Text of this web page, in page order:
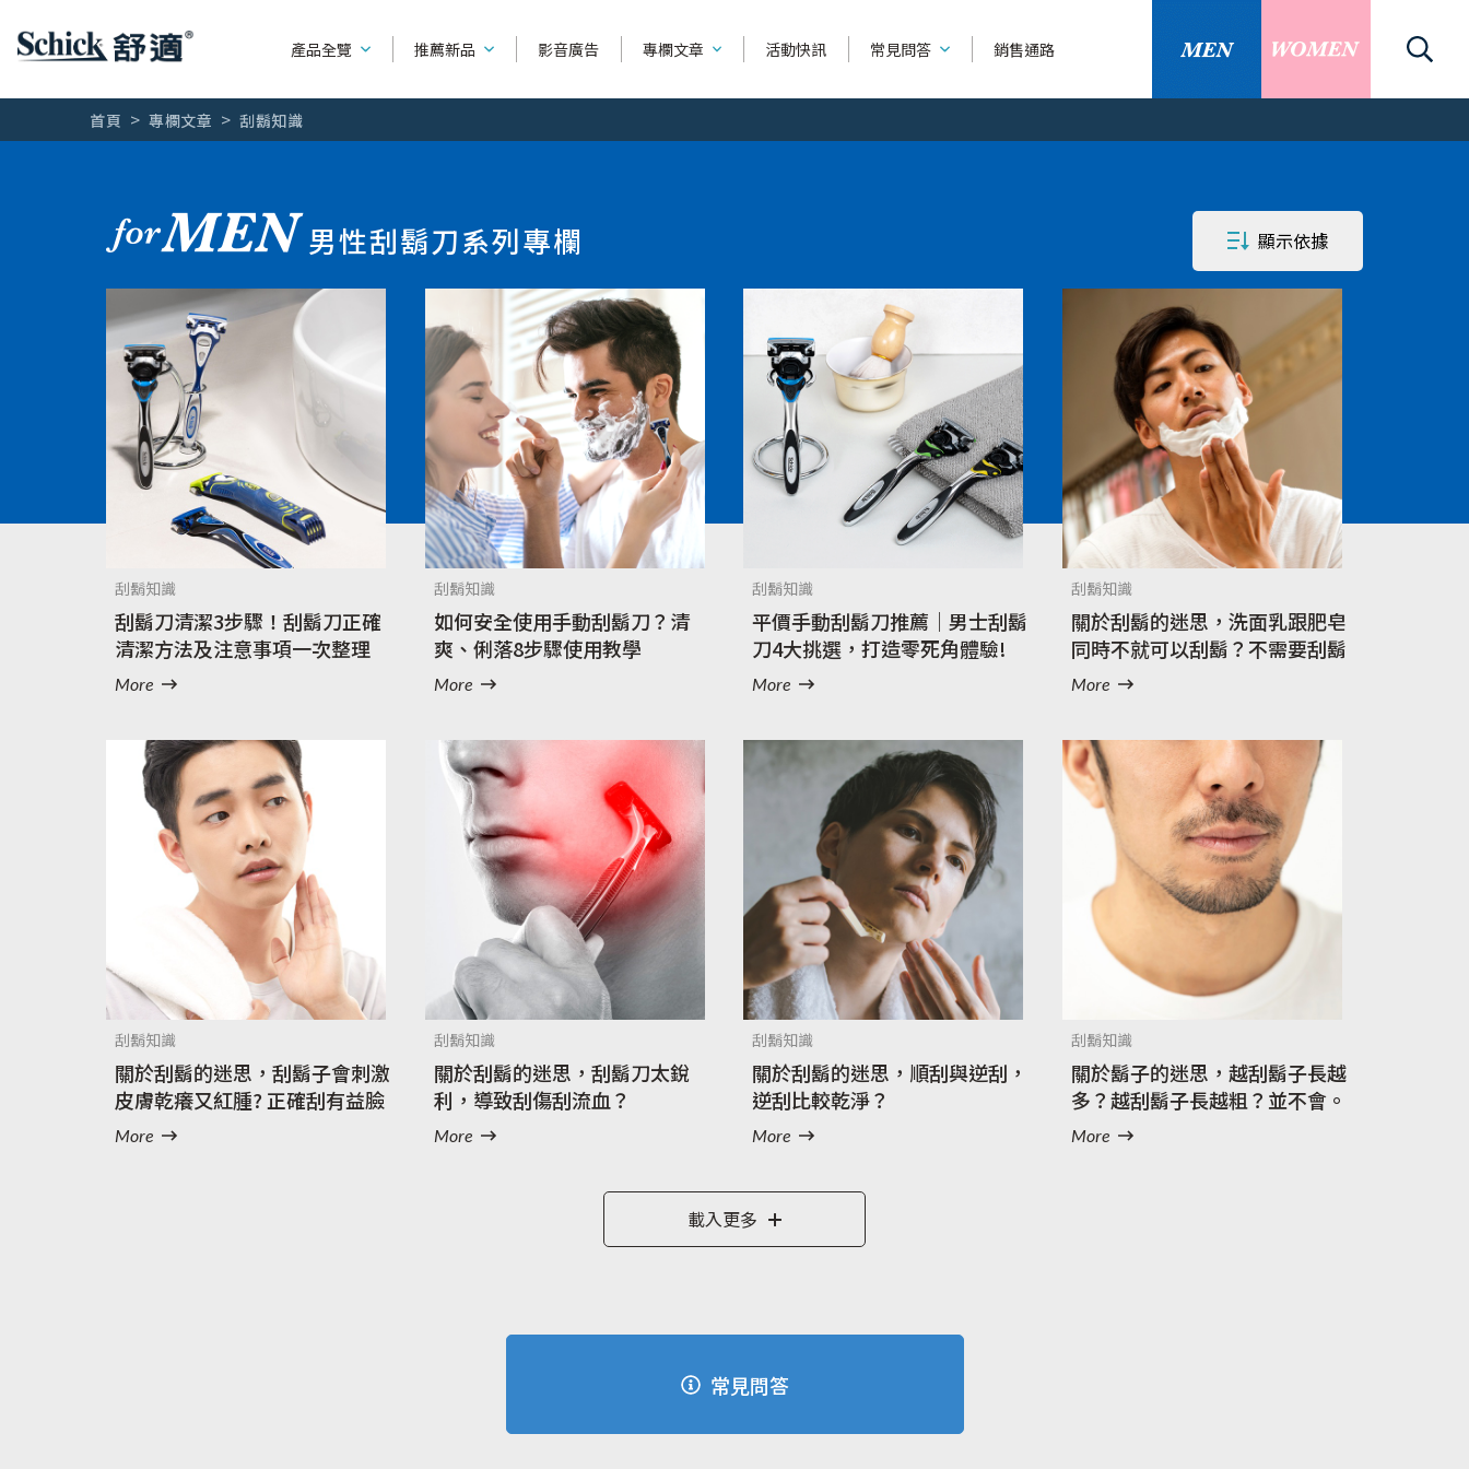
產品全覽 推薦新品 影音廣告 專欄文章 活動快訊 常見問答 銷售通路
產品種類
可替換刮鬍刀
輕便型刮鬍刀
刮鬍刀片
刮鬍露 / 刮鬍泡 / 刮鬍膏
水次元
創5紀
舒適牌
創4紀
捍將3
超鋒3
雙層潤滑
烏爪潤滑
全部產品
除毛刀片
輕便型除毛刀
修眉刀 / 修容刀
美容液
舒綺
舒柔
舒絲
全部產品
刮鬍知識
刮鬍刀清潔3步驟！刮... 【美體刀推薦】美體刀...
產品購買相關資訊
找不到你要的替換刀片嗎
問答主頁
女用除毛刀
熱門廣告
首頁 專欄文章 刮鬍知識
男性刮鬍刀系列專欄 顯示依據
刮鬍知識
刮鬍刀清潔3步驟！刮鬍刀正確
清潔方法及注意事項一次整理
More
刮鬍知識
如何安全使用手動刮鬍刀？清
爽、俐落8步驟使用教學
More
刮鬍知識
平價手動刮鬍刀推薦｜男士刮鬍
刀4大挑選，打造零死角體驗!
More
刮鬍知識
關於刮鬍的迷思，洗面乳跟肥皂
同時不就可以刮鬍？不需要刮鬍
泡吧？！
More
刮鬍知識
關於刮鬍的迷思，刮鬍子會刺激
皮膚乾癢又紅腫? 正確刮有益臉
部去角質！
More
刮鬍知識
關於刮鬍的迷思，刮鬍刀太銳
利，導致刮傷刮流血？
More
刮鬍知識
關於刮鬍的迷思，順刮與逆刮，
逆刮比較乾淨？
More
刮鬍知識
關於鬍子的迷思，越刮鬍子長越
多？越刮鬍子長越粗？並不會。
More
載入更多
常見問答